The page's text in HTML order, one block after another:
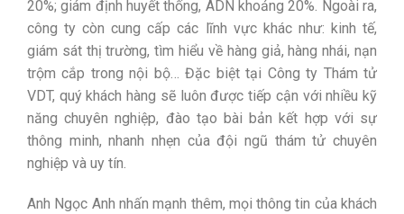
20%; giám định huyết thống, ADN khoảng 20%. Ngoài ra,
công ty còn cung cấp các lĩnh vực khác như: kinh tế,
giám sát thị trường, tìm hiểu về hàng giả, hàng nhái, nạn
trộm cắp trong nội bộ… Đặc biệt tại Công ty Thám tử
VDT, quý khách hàng sẽ luôn được tiếp cận với nhiều kỹ
năng chuyên nghiệp, đào tạo bài bản kết hợp với sự
thông minh, nhanh nhẹn của đội ngũ thám tử chuyên
nghiệp và uy tín.
Anh Ngọc Anh nhấn mạnh thêm, mọi thông tin của khách